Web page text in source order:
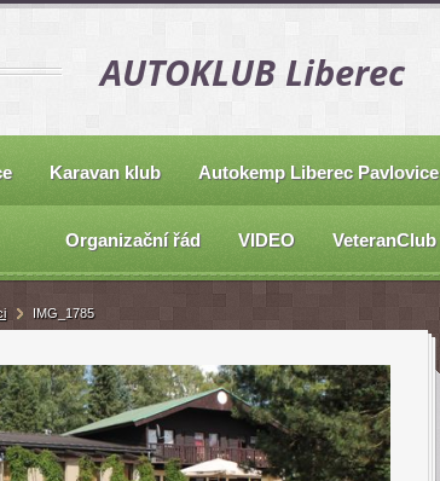
AUTOKLUB Liberec
Karavan klub Autokemp Liberec Pavlovice
Organizační řád VIDEO VeteranClub
IMG_1785